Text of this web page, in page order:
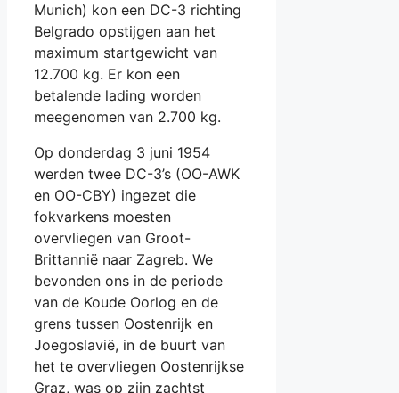
Munich) kon een DC-3 richting
Belgrado opstijgen aan het
maximum startgewicht van
12.700 kg. Er kon een
betalende lading worden
meegenomen van 2.700 kg.
Op donderdag 3 juni 1954
werden twee DC-3’s (OO-AWK
en OO-CBY) ingezet die
fokvarkens moesten
overvliegen van Groot-
Brittannië naar Zagreb. We
bevonden ons in de periode
van de Koude Oorlog en de
grens tussen Oostenrijk en
Joegoslavië, in de buurt van
het te overvliegen Oostenrijkse
Graz, was op zijn zachtst